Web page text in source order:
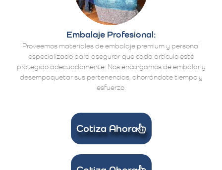
Embalaje Profesional:
Proveemos materiales de embalaje premium y personal
especializado para asegurar que cada artículo esté
protegido adecuadamente. Nos encargamos de embalar y
desempaquetar sus pertenencias, ahorrándote tiempo y
esfuerzo.
Cotiza Ahora